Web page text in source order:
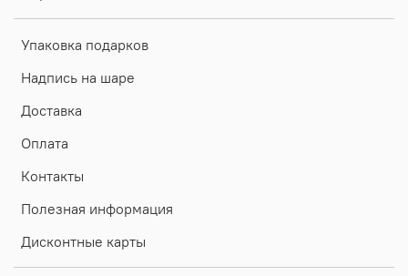
Упаковка подарков
Надпись на шаре
Доставка
Оплата
Контакты
Полезная информация
Дисконтные карты